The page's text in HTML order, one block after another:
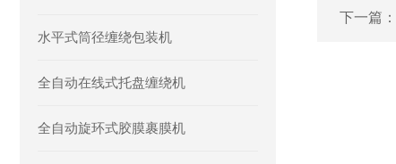
水平式筒径缠绕包装机
全自动在线式托盘缠绕机
全自动旋环式胶膜裹膜机
下一篇：